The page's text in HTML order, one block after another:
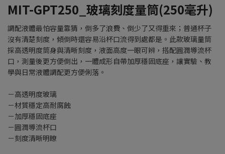
MIT-GPT250_玻璃刻度量筒(250毫升)
調配液體最怕容量靠猜，倒多了浪費、倒少了又得重來；普通杯子
沒有清楚刻度，傾倒時還容易沿杯口流得到處都是。此款玻璃量筒
採高透明度筒身與清晰刻度，液面高度一眼可辨，搭配圓潤導流杯
口，測量後更方便倒出，一體成形自帶加厚穩固底座，讓實驗、教
學與日常液體調配更方便俐落。
－高透明度玻璃
－材質穩定高耐腐蝕
－加厚穩固底座
－圓潤導流杯口
－刻度清晰明瞭